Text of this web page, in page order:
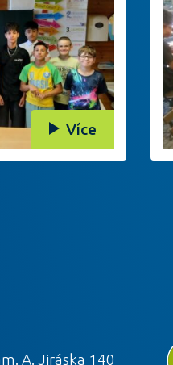
Více
A. Jiráska 140